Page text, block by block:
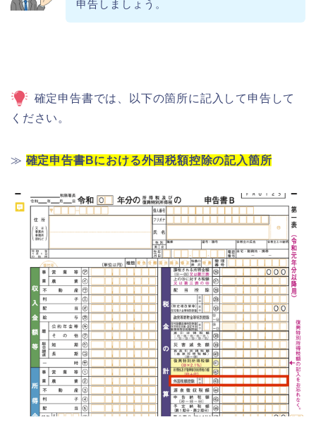
申告しましょう。
確定申告書では、以下の箇所に記入して申告して
ください。
≫ 確定申告書Bにおける外国税額控除の記入箇所